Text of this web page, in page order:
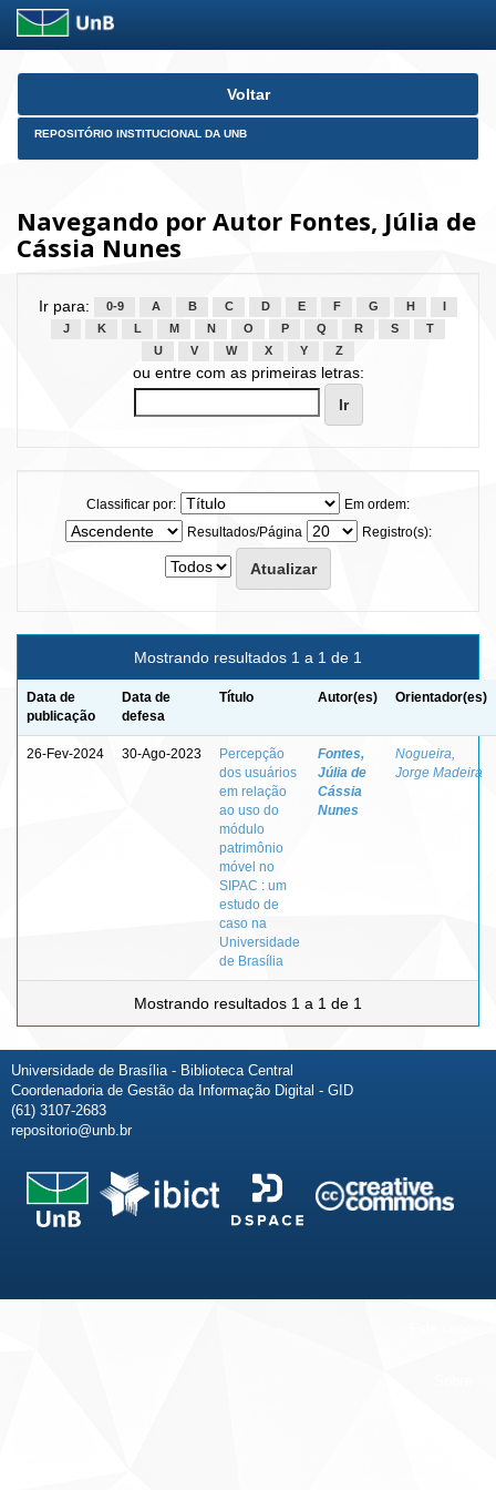
Skip
Voltar
REPOSITÓRIO INSTITUCIONAL DA UNB
Navegando por Autor Fontes, Júlia de
Cássia Nunes
Ir para: 0-9 A B C D E F G H
J
K L M N O P Q R S
T
U
V W X Y Z
ou entre com as primeiras letras:
Classificar por:
Em ordem:
Resultados/Página
Registro(s):
Mostrando resultados 1 a 1 de 1
Data de
publicação
Data de
defesa
Título Autor(es) Orientador(es)
26-Fev-2024 30-Ago-2023
Percepção
dos usuários
em relação
ao uso do
módulo
patrimônio
móvel no
SIPAC : um
estudo de
caso na
Universidade
de Brasília
Fontes,
Júlia de
Cássia
Nunes
Nogueira,
Jorge Madeira
Mostrando resultados 1 a 1 de 1
Universidade de Brasília - Biblioteca Central
Coordenadoria de Gestão da Informação Digital - GID
(61) 3107-2683
repositorio@unb.br